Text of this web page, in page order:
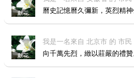
獻花
曆史記憶曆久彌新，英烈精
獻花
我是一名來自 北京市 的 市民
向千萬先烈，緻以莊嚴的禮贊